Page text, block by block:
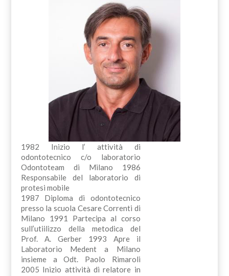
1982 Inizio l’ attività di
odontotecnico c/o laboratorio
Odontoteam di Milano 1986
Responsabile del laboratorio di
protesi mobile
1987 Diploma di odontotecnico
presso la scuola Cesare Correnti di
Milano 1991 Partecipa al corso
sull’utiilizzo della metodica del
Prof. A. Gerber 1993 Apre il
Laboratorio Medent a Milano
insieme a Odt. Paolo Rimaroli
2005 Inizio attività di relatore in